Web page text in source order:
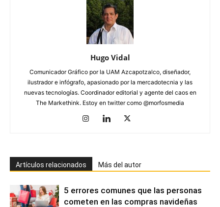
Hugo Vidal
Comunicador Gráfico por la UAM Azcapotzalco, diseñador,
ilustrador e infógrafo, apasionado por la mercadotecnia y las
nuevas tecnologías. Coordinador editorial y agente del caos en
The Markethink. Estoy en twitter como @morfosmedia
Artículos relacionados Más del autor
5 errores comunes que las personas
cometen en las compras navideñas